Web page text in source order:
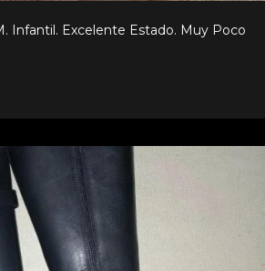
Infantil. Excelente Estado. Muy Poco